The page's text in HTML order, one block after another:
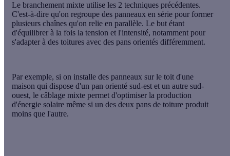
Le branchement mixte utilise les 2 techniques précédentes.
C'est-à-dire qu'on regroupe des panneaux en série pour former
plusieurs chaînes qu'on relie en parallèle. Le but étant
d'équilibrer à la fois la tension et l'intensité, notamment pour
s'adapter à des toitures avec des pans orientés différemment.
Par exemple, si on installe des panneaux sur le toit d'une
maison qui dispose d'un pan orienté sud-est et un autre sud-
ouest, le câblage mixte permet d'optimiser la production
d'énergie solaire même si un des deux pans de toiture produit
moins que l'autre.